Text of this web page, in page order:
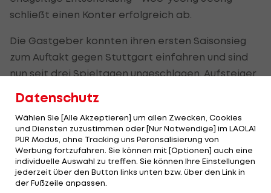
schließt einen Konter erfolgreich ab.
Die Gastgeber konnten ihren ersten Saisonsieg
zum Auftakt gegen Stuttgart einfahren und sind
nun seit drei Spieltagen ungeschlagen. Aufsteiger
Auswärtsniederlage in Folge.
Die Freiburger schieben sich damit auf den 14.
Platz, Bielefeld ist 16.
Deutsche Bundesliga - Spielplan/Ergebnisse>>>
Datenschutz
Wählen Sie [Alle Akzeptieren] um allen Zwecken, Cookies
und Diensten zuzustimmen oder [Nur Notwendige] im LAOLA1
PUR Modus, ohne Tracking uns Peronsalisierung von
Werbung fortzufahren. Sie können mit [Optionen] auch eine
individuelle Auswahl zu treffen. Sie können Ihre Einstellungen
jederzeit über den Button links unten bzw. über den Link in
der Fußzeile anpassen.